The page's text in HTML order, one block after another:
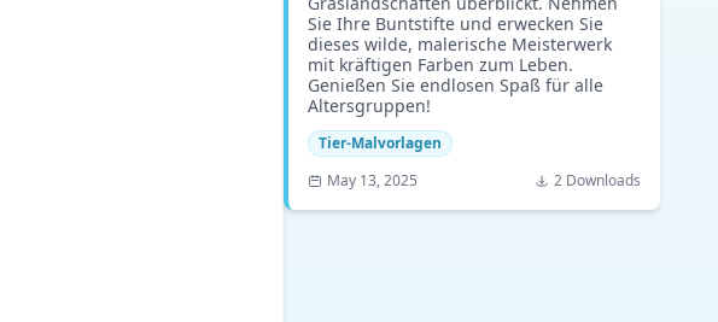
Sie Ihre Buntstifte und erwecken Sie
dieses wilde, malerische Meisterwerk
mit kräftigen Farben zum Leben.
Genießen Sie endlosen Spaß für alle
Altersgruppen!
Tier-Malvorlagen
May 13, 2025
2 Downloads